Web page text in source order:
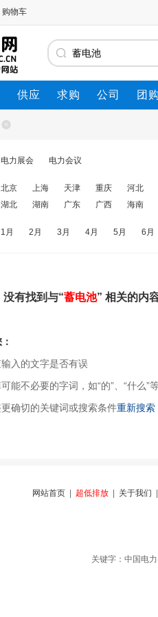
购物车
供应 求购 公司 团购
电力展会 电力会议
北京 上海 天津 重庆 河北
湖北 湖南 广东 广西 海南
1月 2月 3月 4月 5月 6月
没有找到与“蓄电池” 相关的内
输入的文字是否有误
能不必要的字词，如“的”、“什么”
更确切的关键词或搜索条件重新搜索
网站首页 超低排放 关于我们
关键字：中国电